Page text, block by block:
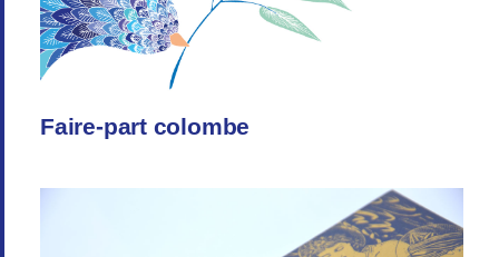
Faire-part colombe